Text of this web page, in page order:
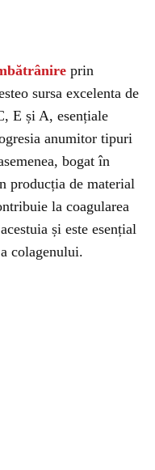
prin
sursa excelenta de
E și A, esențiale
anumitor tipuri
bogat în
producția de material
la coagularea
și este esențial
colagenului.